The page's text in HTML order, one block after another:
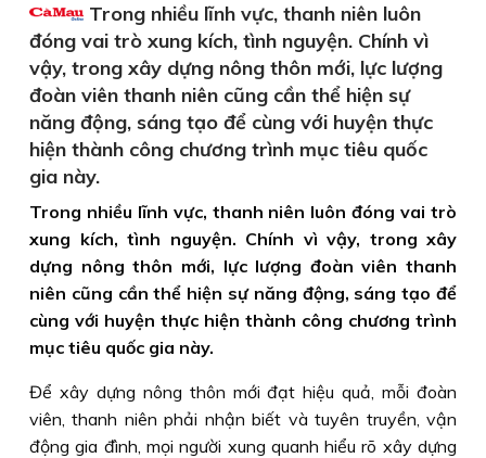
Trong nhiều lĩnh vực, thanh niên luôn
đóng vai trò xung kích, tình nguyện. Chính vì
vậy, trong xây dựng nông thôn mới, lực lượng
đoàn viên thanh niên cũng cần thể hiện sự
năng động, sáng tạo để cùng với huyện thực
hiện thành công chương trình mục tiêu quốc
gia này.
Trong nhiều lĩnh vực, thanh niên luôn đóng vai trò
xung kích, tình nguyện. Chính vì vậy, trong xây
dựng nông thôn mới, lực lượng đoàn viên thanh
niên cũng cần thể hiện sự năng động, sáng tạo để
cùng với huyện thực hiện thành công chương trình
mục tiêu quốc gia này.
Để xây dựng nông thôn mới đạt hiệu quả, mỗi đoàn
viên, thanh niên phải nhận biết và tuyên truyền, vận
động gia đình, mọi người xung quanh hiểu rõ xây dựng